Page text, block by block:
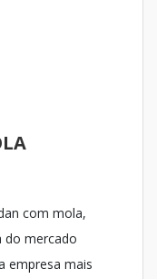
com mola,
do mercado
empresa mais